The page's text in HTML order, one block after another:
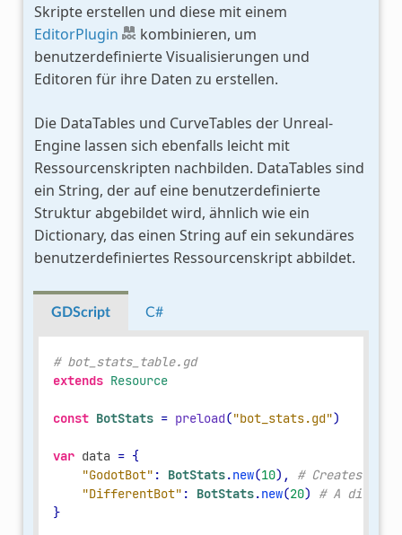
Skripte erstellen und diese mit einem
EditorPlugin
kombinieren, um
benutzerdefinierte Visualisierungen und
Editoren für ihre Daten zu erstellen.
Die DataTables und CurveTables der Unreal-
Engine lassen sich ebenfalls leicht mit
Ressourcenskripten nachbilden. DataTables sind
ein String, der auf eine benutzerdefinierte
Struktur abgebildet wird, ähnlich wie ein
Dictionary, das einen String auf ein sekundäres
benutzerdefiniertes Ressourcenskript abbildet.
GDScript C#
# bot_stats_table.gd
extends Resource
const BotStats = preload("bot_stats.gd")
var data = {
"GodotBot" : BotStats.new(10),
# Creates
"DifferentBot" : BotStats.new(20)
# A
}